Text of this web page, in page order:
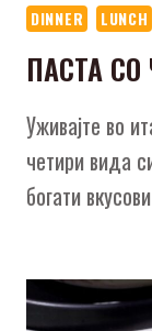
DINNER LUNCH
ПАСТА
Уживајте во
четири вида
богати